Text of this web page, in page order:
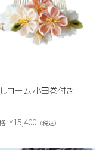
コーム 小田巻付き
¥15,400 税込